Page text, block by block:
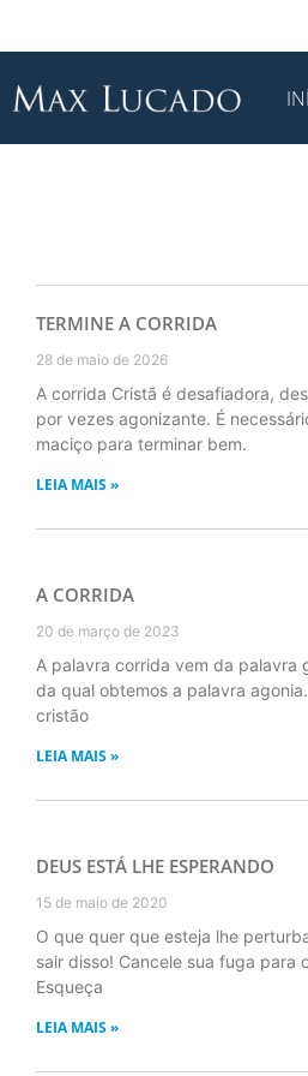
TERMINE A CORRIDA
28 de maio de 2026
A corrida Cristã é desafiadora,
por vezes agonizante. É
maciço para terminar bem.
LEIA MAIS »
A CORRIDA
20 de março de 2023
A palavra corrida vem da palavra
da qual obtemos a palavra
cristão
LEIA MAIS »
DEUS ESTÁ LHE ESPERANDO
15 de maio de 2020
O que quer que esteja lhe
sair disso! Cancele sua fuga para
Esqueça
LEIA MAIS »